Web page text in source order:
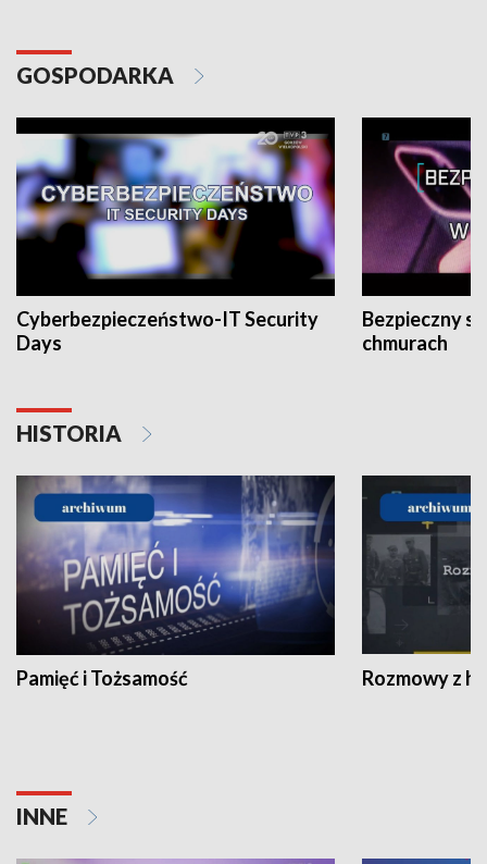
GOSPODARKA
Cyberbezpieczeństwo-IT Security
Days
Bezpieczny
chmurach
HISTORIA
Pamięć i Tożsamość Rozmowy z
INNE